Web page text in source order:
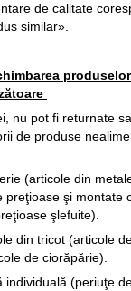
de calitate
similar».
nu pot fi returnate
de produse
(articole din
preţioase şi montate
şlefuite).
din tricot (articole
de ciorăpărie).
individuală (periuţe